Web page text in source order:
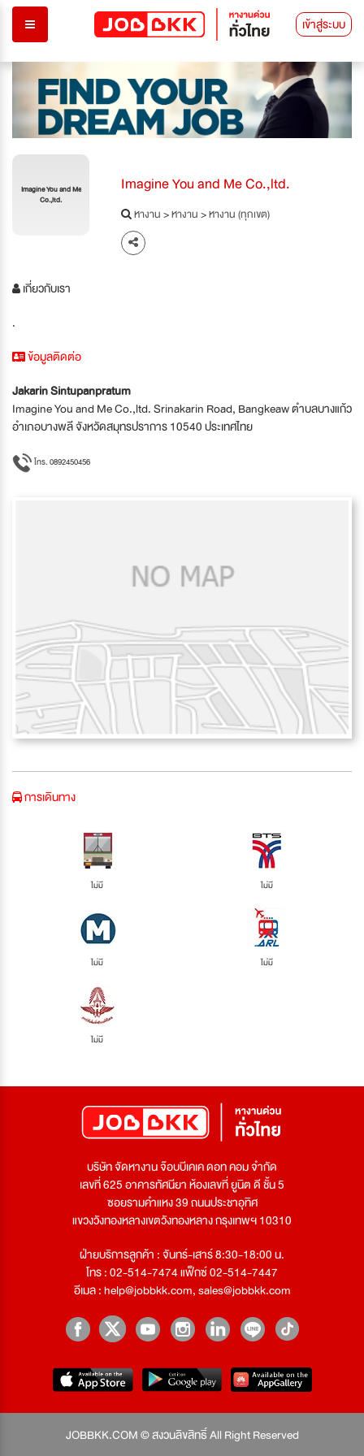
เข้าสู่ระบบ
Imagine You and Me
Co.,ltd.
Imagine You and Me Co.,ltd.
หางาน>หางาน>หางาน (ทุกเขต)
เกี่ยวกับเรา
.
ข้อมูลติดต่อ
Jakarin Sintupanpratum
Imagine You and Me Co.,ltd. Srinakarin Road, Bangkeaw ตำบลบางแก้ว
อำเภอบางพลี จังหวัดสมุทรปราการ 10540 ประเทศไทย
โทร. 0892450456
การเดินทาง
ไม่มี ไม่มี
ไม่มี ไม่มี
ไม่มี
บริษัท จัดหางาน จ๊อบบีเคเค ดอท คอม จำกัด
เลขที่ 625 อาคารทัศนียา ห้องเลขที่ ยูนิต ดี ชั้น 5
ซอยรามคำแหง 39 ถนนประชาอุทิศ
แขวงวังทองหลางเขตวังทองหลาง กรุงเทพฯ 10310
ฝ่ายบริการลูกค้า : จันทร์-เสาร์ 8:30-18:00 น.
โทร : 02-514-7474 แฟ็กซ์ 02-514-7447
อีเมล :help@jobbkk.com,sales@jobbkk.com
JOBBKK.COM © สงวนลิขสิทธิ์ All Right Reserved